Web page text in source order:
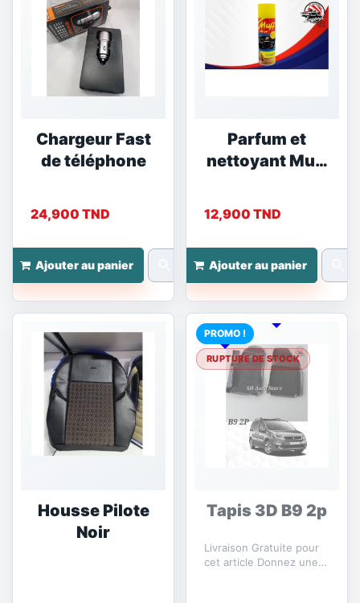
Chargeur Fast
de téléphone
24,900 TND
Ajouter au panier
Parfum et
nettoyant Muff
12,900 TND
Ajouter au panier
Housse Pilote
Noir
Tapis 3D B9 2p
Livraison Gratuite pour
cet article Donnez une
PROMO !
RUPTURE DE STOCK